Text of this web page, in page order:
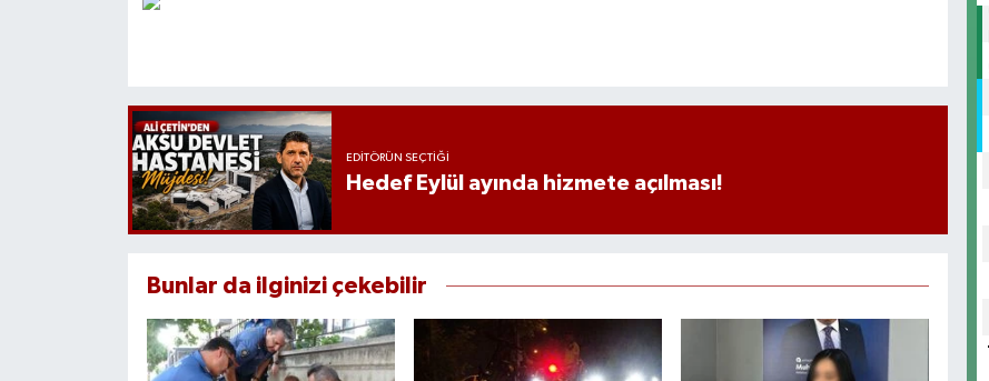
EDITÖRÜN SEÇTIĞI
Hedef Eylül ayında hizmete açılması!
Bunlar da ilginizi çekebilir